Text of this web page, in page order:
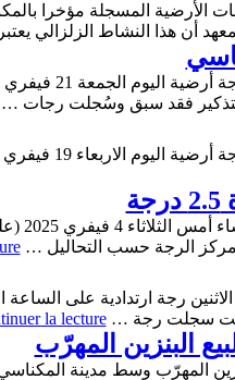
الأرضية المسجلة مؤخرا
أن هذا النشاط الزلزالي
فقد سبق وسُجلت رجات
سجلت رجة …la lecture